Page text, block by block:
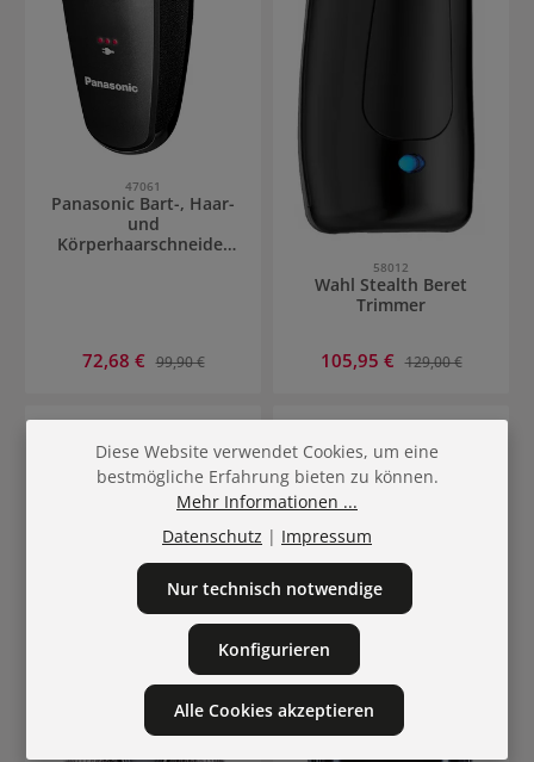
47061
Panasonic Bart-, Haar-
und
Körperhaarschneider
Verkaufspreis:
72,68 € Regulärer Preis:
99,90 €
58012
Wahl Stealth Beret
Trimmer
Verkaufspreis:
105,95 € Regulärer Preis:
129,00 €
0%
Diese Website verwendet Cookies, um eine
bestmögliche Erfahrung bieten zu können.
Mehr Informationen ...
Datenschutz | Impressum
Nur technisch notwendige
Konfigurieren
Alle Cookies akzeptieren